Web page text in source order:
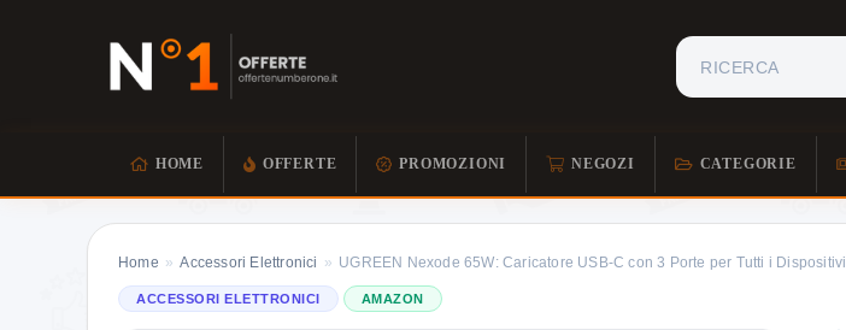
HOME OFFERTE PROMOZIONI NEGOZI CATEGORIE
Home » Accessori Elettronici » UGREEN Nexode 65W: Caricatore USB-C con 3 Porte per Tutti i Dispositivi
ACCESSORI ELETTRONICI AMAZON